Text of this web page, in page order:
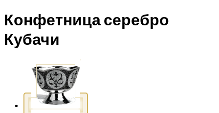
Конфетница серебро
Кубачи